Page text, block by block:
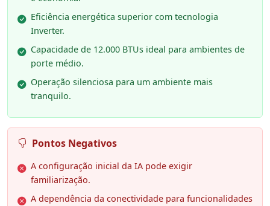
Eficiência energética superior com tecnologia
Inverter.
Capacidade de 12.000 BTUs ideal para ambientes de
porte médio.
Operação silenciosa para um ambiente mais
tranquilo.
Pontos Negativos
A configuração inicial da IA pode exigir
familiarização.
A dependência da conectividade para funcionalidades